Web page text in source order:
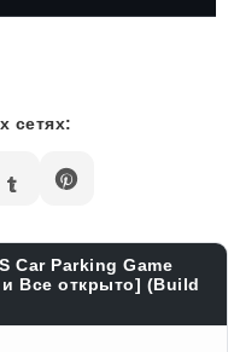
сетях:
Car Parking Game
Все открыто] (Build